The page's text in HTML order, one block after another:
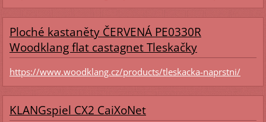
Ploché kastaněty ČERVENÁ PE0330R
Woodklang flat castagnet Tleskačky
https://www.woodklang.cz/products/tleskacka-naprstni/
KLANGspiel CX2 CaiXoNet